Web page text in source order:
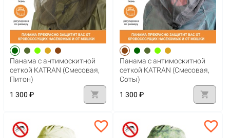
Панама с антимоскитной
сеткой KATRAN (Смесовая,
Питон)
1 300 ₽
shopping_cart
Панама с антимоскитной
сеткой KATRAN (Смесовая,
Соты)
1 300 ₽
shopping_cart
favorite_border favorite_border